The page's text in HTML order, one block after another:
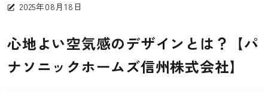
上田ハウジングパーク
佐久平ハウジングパーク
2025年08月18日
心地よい空気感のデザインとは？【パ
ナソニックホームズ信州株式会社】